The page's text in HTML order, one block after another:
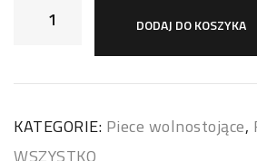
DODAJ DO KOSZYKA
KATEGORIE: Piece wolnostojące,
WSZYSTKO